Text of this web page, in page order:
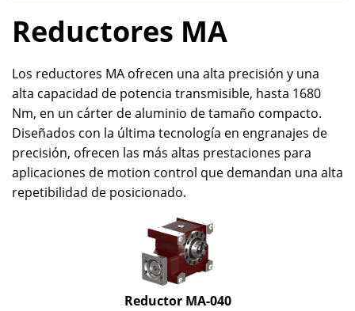
Reductores MA
Los reductores MA ofrecen una alta precisión y una
alta capacidad de potencia transmisible, hasta 1680
Nm, en un cárter de aluminio de tamaño compacto.
Diseñados con la última tecnología en engranajes de
precisión, ofrecen las más altas prestaciones para
aplicaciones de motion control que demandan una alta
repetibilidad de posicionado.
Reductor MA-040